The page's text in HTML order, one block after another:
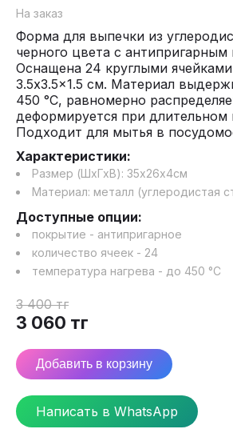
На заказ
Форма для выпечки из
черного цвета с
Оснащена 24 круглыми
3.5x3.5x1.5 см. Материал
450 °С, равномерно
деформируется при длительном
Подходит для мытья в
Характеристики:
Размер (ШхГхВ): 35х26х4см
Материал: металл (углеродистая
Доступные опции:
покрытие - антипригарное
количество ячеек - 24
температура нагрева - до 450 °С
3 400тг
3 060 тг
Добавить в корзину
Написать в WhatsApp